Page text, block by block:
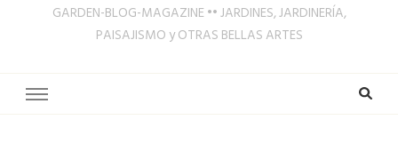
GARDEN-BLOG-MAGAZINE •• JARDINES, JARDINERÍA,
PAISAJISMO y OTRAS BELLAS ARTES